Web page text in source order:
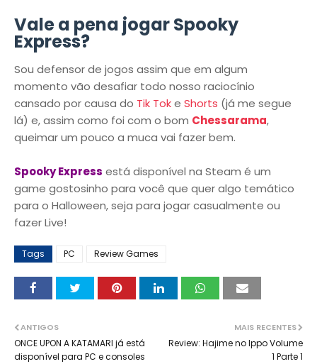
Vale a pena jogar Spooky
Express?
Sou defensor de jogos assim que em algum
momento vão desafiar todo nosso raciocínio
cansado por causa do Tik Toke Shorts (já me segue
lá) e, assim como foi com o bom Chessarama,
queimar um pouco a muca vai fazer bem.
Spooky Express está disponível na Steam é um
game gostosinho para você que quer algo temático
para o Halloween, seja para jogar casualmente ou
fazer Live!
Tags PC Review Games
MAIS RECENTES
Review: Hajime no Ippo Volume
1 Parte 1
ANTIGOS
ONCE UPON A KATAMARI já está
disponível para PC e consoles